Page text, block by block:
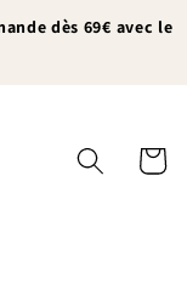
dès 69€ avec le
Panier